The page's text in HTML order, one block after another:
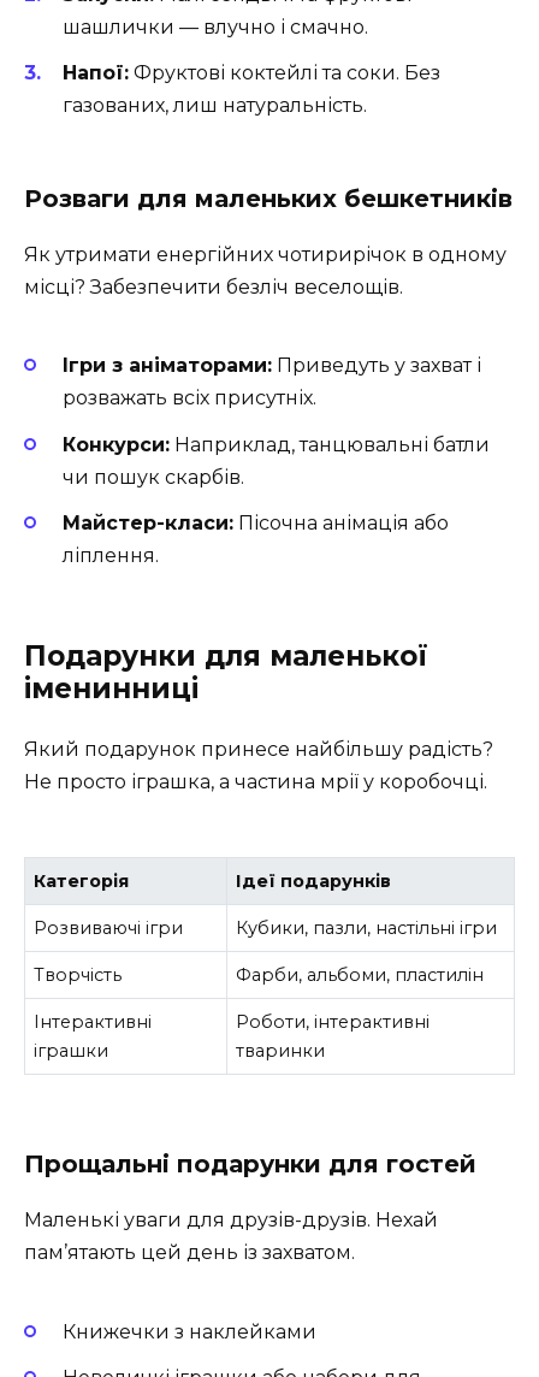
шашлички — влучно і смачно.
Напої: Фруктові коктейлі та соки. Без
газованих, лиш натуральність.
Розваги для маленьких бешкетників
Як утримати енергійних чотирирічок в одному
місці? Забезпечити безліч веселощів.
Ігри з аніматорами: Приведуть у захват і
розважать всіх присутніх.
Конкурси: Наприклад, танцювальні батли
чи пошук скарбів.
Майстер-класи: Пісочна анімація або
ліплення.
Подарунки для маленької
іменинниці
Який подарунок принесе найбільшу радість?
Не просто іграшка, а частина мрії у коробочці.
Категорія Ідеї подарунків
Розвиваючі ігри Кубики, пазли, настільні ігри
Творчість Фарби, альбоми, пластилін
Інтерактивні
іграшки
Роботи, інтерактивні
тваринки
Прощальні подарунки для гостей
Маленькі уваги для друзів-друзів. Нехай
пам’ятають цей день із захватом.
Книжечки з наклейками